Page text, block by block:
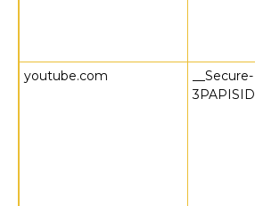
youtube.com
__Secure-
3PAPISID